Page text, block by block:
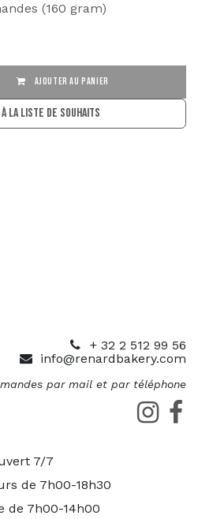
(160 gram)
AJOUTER AU PANIER
la liste de souhaits
+ 32 2 512 99 56
info@renardbakery.com
par mail et par téléphone
7/7
de 7h00-18h30
de 7h00-14h00